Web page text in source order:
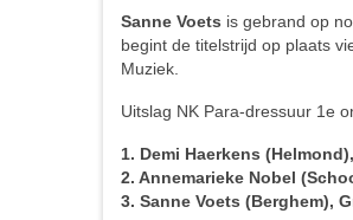
Sanne Voets is gebrand op
begint de titelstrijd op plaats
Muziek.
Uitslag NK Para-dressuur 1e
1. Demi Haerkens
2. Annemarieke Nobel
3. Sanne Voets (Berghem),